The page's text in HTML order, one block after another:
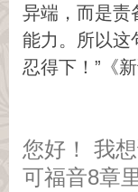
异端，而是责
能力。所以这
忍得下！”《新
您好！ 我
可福音8章